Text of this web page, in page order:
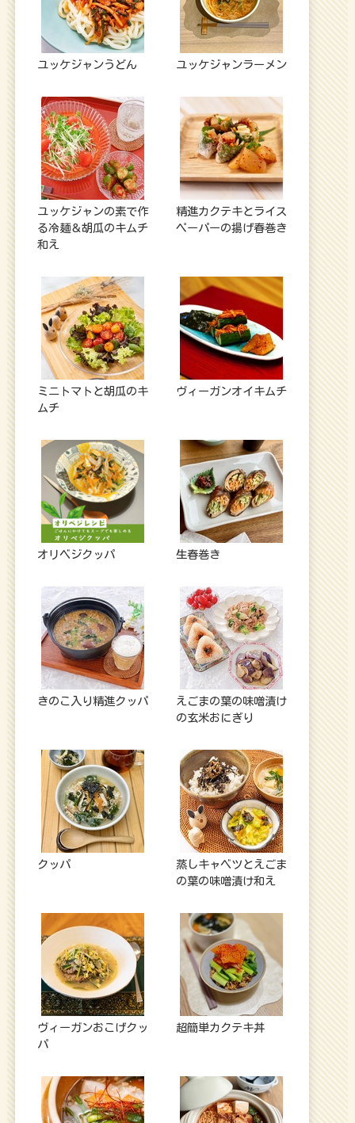
ユッケジャンうどん ユッケジャンラーメン
ユッケジャンの素で作
る冷麺＆胡瓜のキムチ
和え
精進カクテキとライス
ペーパーの揚げ春巻き
ミニトマトと胡瓜のキ
ムチ
ヴィーガンオイキムチ
オリベジクッパ 生春巻き
きのこ入り精進クッパ
えごまの葉の味噌漬け
の玄米おにぎり
クッパ
蒸しキャベツとえごま
の葉の味噌漬け和え
ヴィーガンおこげクッ
パ
超簡単カクテキ丼